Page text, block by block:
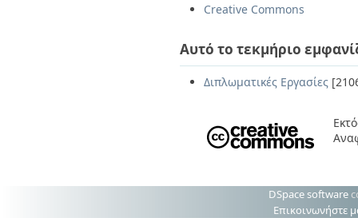
Creative Commons
Αυτό το τεκμήριο
Διπλωματικές Εργασίες
DSpace software
Επικοινωνήστε